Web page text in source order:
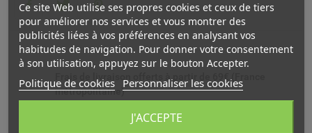
Frais de livraison offerts à partir de 69€ (France
métropolitaine)
Livré chez vous ou en point relais (France
Ce site Web utilise ses propres cookies et ceux de tiers
pour améliorer nos services et vous montrer des
publicités liées à vos préférences en analysant vos
habitudes de navigation. Pour donner votre consentement
à son utilisation, appuyez sur le bouton Accepter.
Politique de cookies Personnaliser les cookies
J'ACCEPTE